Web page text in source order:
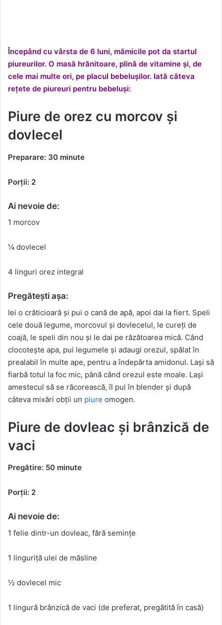
Începând cu vârsta de 6 luni, mămicile pot da startul
piureurilor. O masă hrănitoare, plină de vitamine și, de
cele mai multe ori, pe placul bebelușilor. Iată câteva
rețete de piureuri pentru bebeluși:
Piure de orez cu morcov și
dovlecel
Preparare: 30 minute
Porții: 2
Ai nevoie de:
1 morcov
¼ dovlecel
4 linguri orez integral
Pregătești așa:
Iei o crăticioară și pui o cană de apă, apoi dai la fiert. Speli
cele două legume, morcovul și dovlecelul, le cureți de
coajă, le speli din nou și le dai pe răzătoarea mică. Când
clocotește apa, pui legumele și adaugi orezul, spălat în
prealabil în multe ape, pentru a îndepărta amidonul. Lași să
fiarbă totul la foc mic, până când orezul este moale. Lași
amestecul să se răcorească, îl pui în blender și după
câteva mixări obții un piure omogen.
Piure de dovleac și brânzică de
vaci
Pregătire: 50 minute
Porții: 2
Ai nevoie de:
1 felie dintr-un dovleac, fără semințe
1 linguriță ulei de măsline
½ dovlecel mic
1 lingură brânzică de vaci (de preferat, pregătită în casă)